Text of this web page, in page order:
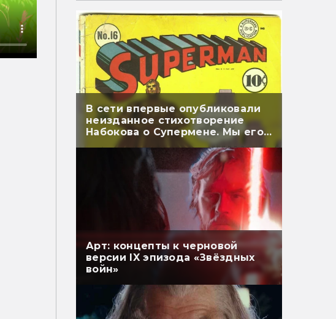
В сети впервые опубликовали
неизданное стихотворение
Набокова о Супермене. Мы его
перевели
Арт: концепты к черновой
версии IX эпизода «Звёздных
войн»